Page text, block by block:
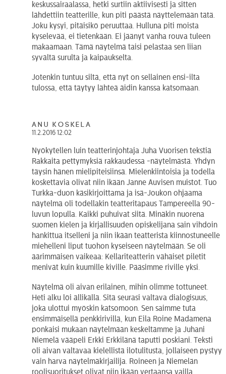
keskussairaalassa, hetki surtiin aktiivisesti ja sitten
lähdettiin teatterille, kun piti päästä näyttelemään tätä.
Joku kysyi, pitäisikö peruuttaa. Hulluna piti moista
kyselevää, ei tietenkään. Ei jäänyt vanha rouva tuleen
makaamaan. Tämä näytelmä taisi pelastaa sen liian
syvältä surulta ja kaipaukselta.
Jotenkin tuntuu siltä, että nyt on sellainen ensi-ilta
tulossa, että täytyy lähteä äidin kanssa katsomaan.
Anu Koskela
11.2.2016 12:02
Nyökytellen luin teatterinjohtaja Juha Vuorisen tekstiä
Rakkaita pettymyksiä rakkaudessa -näytelmästä. Yhdyn
täysin hänen mielipiteisiinsä. Mielenkiintoisia ja todella
koskettavia olivat niin ikään Janne Auvisen muistot. Tuo
Turkka-duon käsikirjoittama ja isä-Joukon ohjaama
näytelmä oli todellakin teatteritapaus Tampereella 90-
luvun lopulla. Kaikki puhuivat siitä. Minäkin nuorena
suomen kielen ja kirjallisuuden opiskelijana sain vihdoin
hankittua itselleni ja niin ikään teatterista kiinnostuneelle
miehelleni liput tuohon kyseiseen näytelmään. Se oli
äärimmäisen vaikeaa: Kellariteatterin vähäiset piletit
menivät kuin kuumille kiville. Pääsimme riville yksi.
Näytelmä oli aivan erilainen, mihin olimme tottuneet.
Heti alku löi ällikällä. Sitä seurasi valtava dialogisuus,
joka ulottui myöskin katsomoon. Sen saimme tuta
ensimmäisellä penkkirivillä, kun Eila Roine Madamena
ponkaisi mukaan näytelmään keskeltämme ja Juhani
Niemelä vääpeli Erkki Erkkilänä taputti poskiani. Teksti
oli aivan valtavaa kielellistä ilotulitusta, jollaiseen pystyy
vain harva näytelmäkirjailija. Roineen ja Niemelän
roolisuoritukset olivat niin ikään vertaansa vailla.